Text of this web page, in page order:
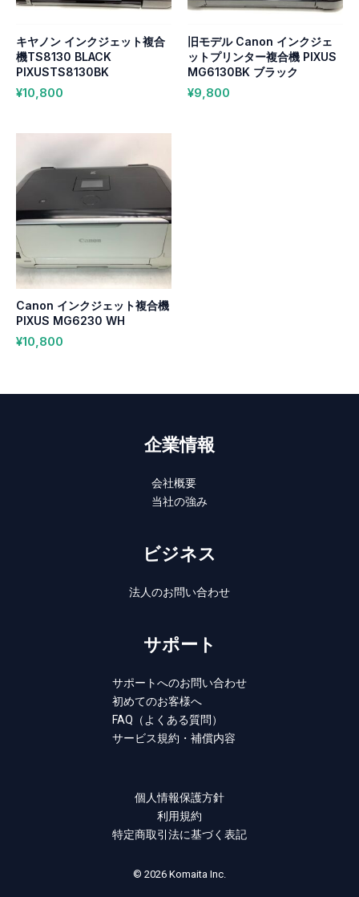
キヤノン インクジェット複合
機TS8130 BLACK
PIXUSTS8130BK
¥10,800
旧モデル Canon インクジェ
ットプリンター複合機 PIXUS
MG6130BK ブラック
¥9,800
Canon インクジェット複合機
PIXUS MG6230 WH
¥10,800
企業情報
会社概要
当社の強み
ビジネス
法人のお問い合わせ
サポート
サポートへのお問い合わせ
初めてのお客様へ
FAQ（よくある質問）
サービス規約・補償内容
個人情報保護方針
利用規約
特定商取引法に基づく表記
© 2026 Komaita Inc.